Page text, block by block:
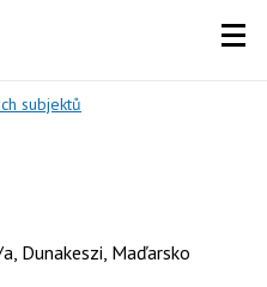
subjektů
Dunakeszi, Maďarsko